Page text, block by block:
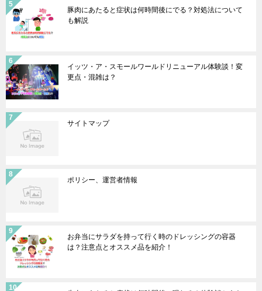
豚肉にあたると症状は何時間後にでる？対処法について
も解説
イッツ・ア・スモールワールドリニューアル体験談！変
更点・混雑は？
サイトマップ
ポリシー、運営者情報
お弁当にサラダを持って行く時のドレッシングの容器
は？注意点とオススメ品を紹介！